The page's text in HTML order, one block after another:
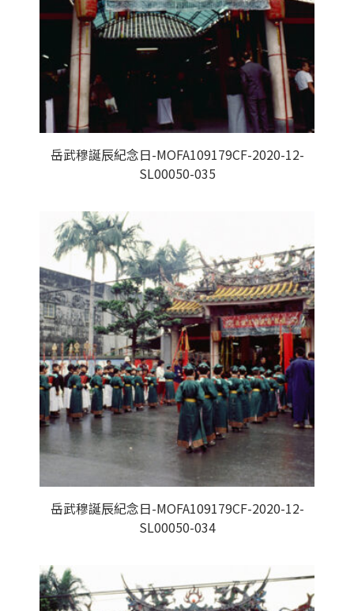
岳武穆誕辰紀念日-MOFA109179CF-2020-12-
SL00050-035
岳武穆誕辰紀念日-MOFA109179CF-2020-12-
SL00050-034